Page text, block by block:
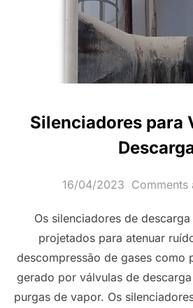
Silenciadores para
Posted
16/04/2023 Comments
Os silenciadores de
projetados para atenuar
descompressão de gases como
gerado por válvulas de
purgas de vapor. Os